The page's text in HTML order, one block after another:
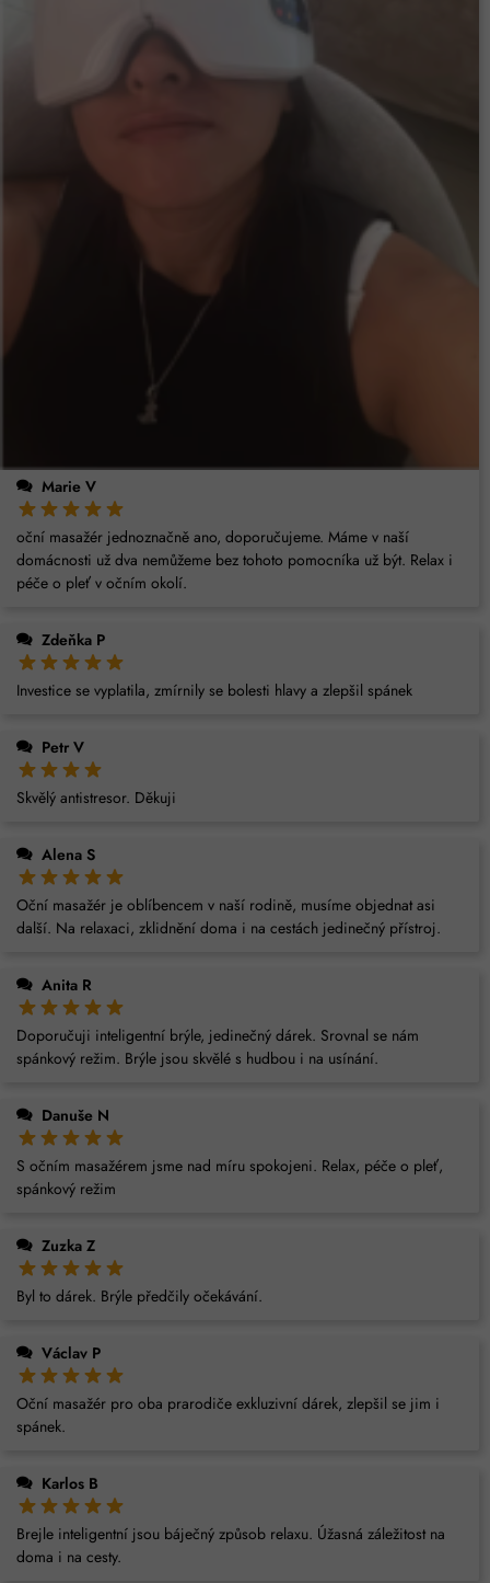
Marie V
oční masažér jednoznačně ano, doporučujeme. Máme v naší
domácnosti už dva nemůžeme bez tohoto pomocníka už být. Relax i
péče o pleť v očním okolí.
Zdeňka P
Investice se vyplatila, zmírnily se bolesti hlavy a zlepšil spánek
Petr V
Skvělý antistresor. Děkuji
Alena S
Oční masažér je oblíbencem v naší rodině, musíme objednat asi
další. Na relaxaci, zklidnění doma i na cestách jedinečný přístroj.
Anita R
Doporučuji inteligentní brýle, jedinečný dárek. Srovnal se nám
spánkový režim. Brýle jsou skvělé s hudbou i na usínání.
Danuše N
S očním masažérem jsme nad míru spokojeni. Relax, péče o pleť,
spánkový režim
Zuzka Z
Byl to dárek. Brýle předčily očekávání.
Václav P
Oční masažér pro oba prarodiče exkluzivní dárek, zlepšil se jim i
spánek.
Karlos B
Brejle inteligentní jsou báječný způsob relaxu. Úžasná záležitost na
doma i na cesty.